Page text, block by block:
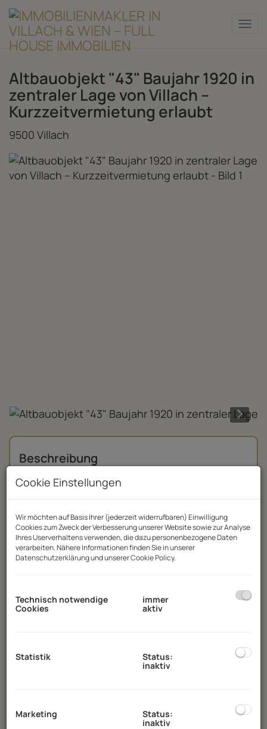
Altbauobjekt "43" Baujahr 1920 in
zentraler Lage von Villach –
Kurzzeitvermietung erlaubt
9500 Villach
Beschreibung
Wir weisen darauf hin, dass zwischen dem
Vermittler und dem zu vermittelnden Dritten
ein familiäres oder wirtschaftliches
Naheverhältnis besteht.
Der Vermittler ist als Doppelmakler tätig.
Cookie Einstellungen
Wir möchten auf Basis Ihrer (jederzeit widerrufbaren) Einwilligung
Cookies zum Zweck der Verbesserung unserer Website sowie zur Analyse
Ihres Userverhaltens verwenden, die dazu personenbezogene Daten
verarbeiten. Nähere Informationen finden Sie in unserer
Datenschutzerklärungund unsererCookie Policy.
Technisch notwendige
Cookies
immer
aktiv
Statistik Status:
inaktiv
Marketing Status:
inaktiv